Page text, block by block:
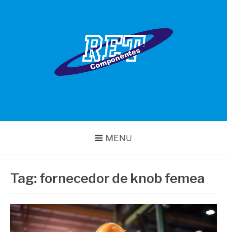
MENU
Tag: fornecedor de knob femea